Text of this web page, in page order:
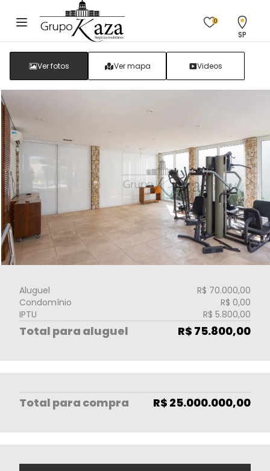
0
SP
Ver fotos Ver mapa Videos
Aluguel
R$ 70.000,00
Condomínio
R$ 0,00
IPTU
R$ 5.800,00
Total para aluguel R$ 75.800,00
Total para compra R$ 25.000.000,00